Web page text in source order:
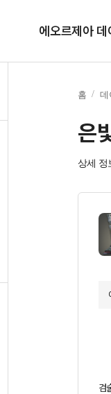
에오르제아
홈 데
은
상세 정
검